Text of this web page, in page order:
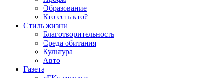
Образование
Кто есть кто?
Стиль жизни
Благотворительность
Среда обитания
Культура
Авто
Газета